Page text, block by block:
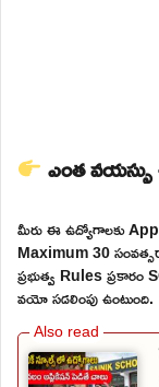
ఎంత
మీరు ఈ ఉద్యోగాలకు
Maximum 30
ప్రభుత్వ Rules ప్రకారం
వయో సడలింపు ఉంటుంది.